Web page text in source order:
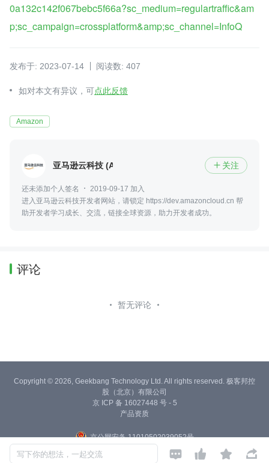
0a132c142f067bebc5f66a?sc_medium=regulartraffic&am
p;sc_campaign=crossplatform&amp;sc_channel=InfoQ
发布于: 2023-07-14 阅读数: 407
如对本文有异议，可点此反馈
Amazon
 关注
还未添加个人签名
2019-09-17 加入
进入亚马逊云科技开发者网站，请锁定 https://dev.amazoncloud.cn 帮
助开发者学习成长、交流，链接全球资源，助力开发者成功。
评论
暂无评论
写下你的想法，一起交流    
Copyright © 2026, Geekbang Technology Ltd. All rights reserved. 极客邦控
股（北京）有限公司
京 ICP 备 16027448 号 - 5
产品资质
京公网安备 11010502039052号